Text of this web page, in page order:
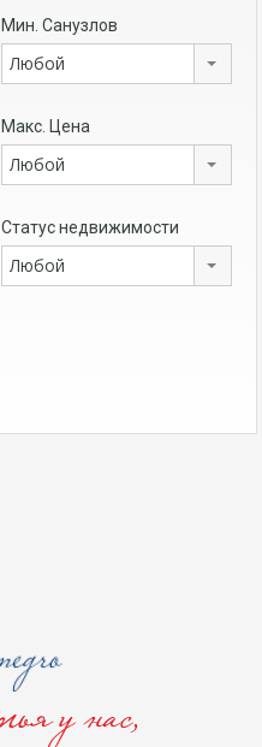
Мин. Санузлов
Любой
Макс. Цена
Любой
Статус недвижимости
Любой